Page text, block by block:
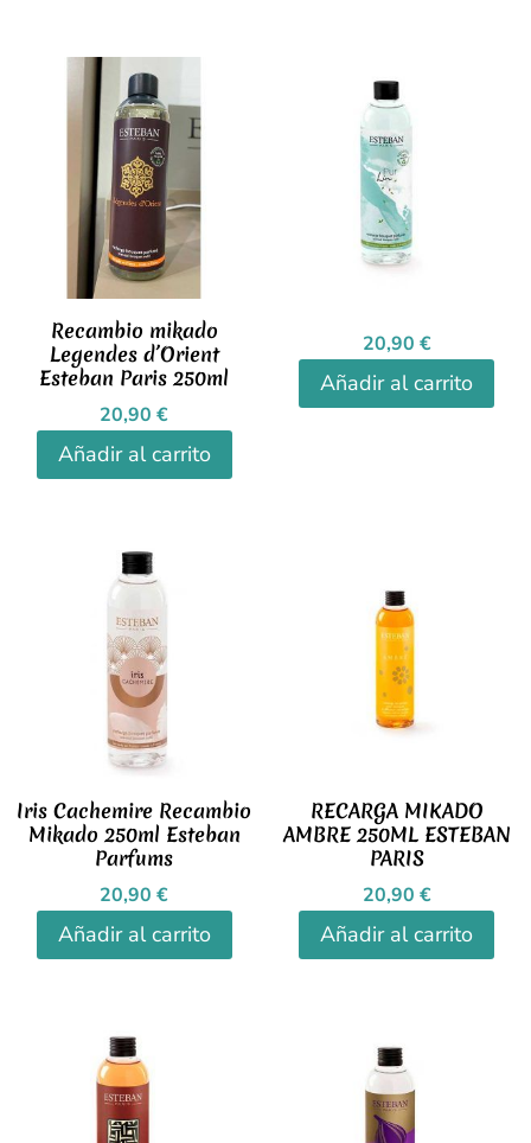
Recambio mikado
Legendes d’Orient
Esteban Paris 250ml
20,90€
Añadir al carrito
20,90 €
Añadir al carrito
Iris Cachemire Recambio
Mikado 250ml Esteban
Parfums
20,90€
Añadir al carrito
RECARGA MIKADO
AMBRE 250ML ESTEBAN
PARIS
20,90 €
Añadir al carrito